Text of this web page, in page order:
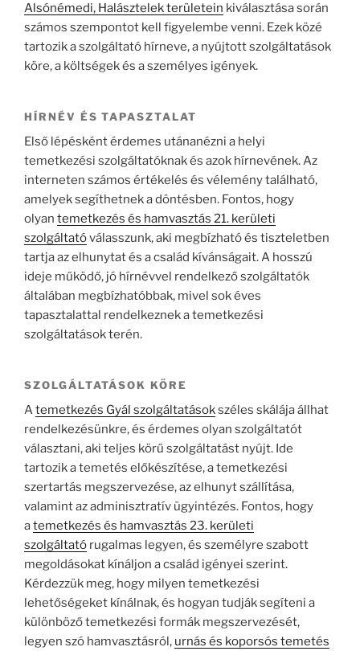
Alsónémedi, Halásztelek területein kiválasztása során
számos szempontot kell figyelembe venni. Ezek közé
tartozik a szolgáltató hírneve, a nyújtott szolgáltatások
köre, a költségek és a személyes igények.
HÍRNÉV ÉS TAPASZTALAT
Első lépésként érdemes utánanézni a helyi
temetkezési szolgáltatóknak és azok hírnevének. Az
interneten számos értékelés és vélemény található,
amelyek segíthetnek a döntésben. Fontos, hogy
olyan temetkezés és hamvasztás 21. kerületi
szolgáltatóválasszunk, aki megbízható és tiszteletben
tartja az elhunytat és a család kívánságait. A hosszú
ideje működő, jó hírnévvel rendelkező szolgáltatók
általában megbízhatóbbak, mivel sok éves
tapasztalattal rendelkeznek a temetkezési
szolgáltatások terén.
SZOLGÁLTATÁSOK KÖRE
Atemetkezés Gyál szolgáltatásokszéles skálája állhat
rendelkezésünkre, és érdemes olyan szolgáltatót
választani, aki teljes körű szolgáltatást nyújt. Ide
tartozik a temetés előkészítése, a temetkezési
szertartás megszervezése, az elhunyt szállítása,
valamint az adminisztratív ügyintézés. Fontos, hogy
atemetkezés és hamvasztás 23. kerületi
szolgáltató rugalmas legyen, és személyre szabott
megoldásokat kínáljon a család igényei szerint.
Kérdezzük meg, hogy milyen temetkezési
lehetőségeket kínálnak, és hogyan tudják segíteni a
különböző temetkezési formák megszervezését,
legyen szó hamvasztásról, urnás és koporsós temetés